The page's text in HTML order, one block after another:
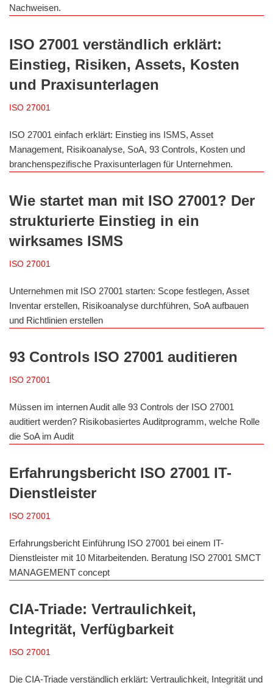
Nachweisen.
ISO 27001 verständlich erklärt:
Einstieg, Risiken, Assets, Kosten
und Praxisunterlagen
ISO 27001
ISO 27001 einfach erklärt: Einstieg ins ISMS, Asset
Management, Risikoanalyse, SoA, 93 Controls, Kosten und
branchenspezifische Praxisunterlagen für Unternehmen.
Wie startet man mit ISO 27001? Der
strukturierte Einstieg in ein
wirksames ISMS
ISO 27001
Unternehmen mit ISO 27001 starten: Scope festlegen, Asset
Inventar erstellen, Risikoanalyse durchführen, SoA aufbauen
und Richtlinien erstellen
93 Controls ISO 27001 auditieren
ISO 27001
Müssen im internen Audit alle 93 Controls der ISO 27001
auditiert werden? Risikobasiertes Auditprogramm, welche Rolle
die SoA im Audit
Erfahrungsbericht ISO 27001 IT-
Dienstleister
ISO 27001
Erfahrungsbericht Einführung ISO 27001 bei einem IT-
Dienstleister mit 10 Mitarbeitenden. Beratung ISO 27001 SMCT
MANAGEMENT concept
CIA-Triade: Vertraulichkeit,
Integrität, Verfügbarkeit
ISO 27001
Die CIA-Triade verständlich erklärt: Vertraulichkeit, Integrität und